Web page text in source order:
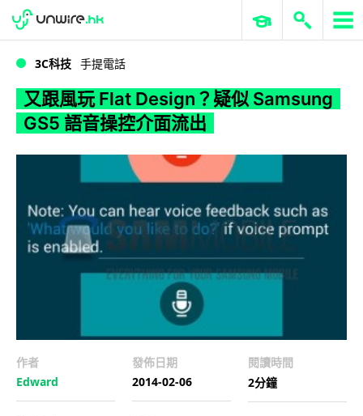
WWDC 2026 ERP 與商業 AI
3C科技 手提電話
又跟風玩 Flat Design？疑似 Samsung
GS5 語音操控介面流出
作者
Edward
發佈日期
2014-02-06
閱讀時間
2分鐘